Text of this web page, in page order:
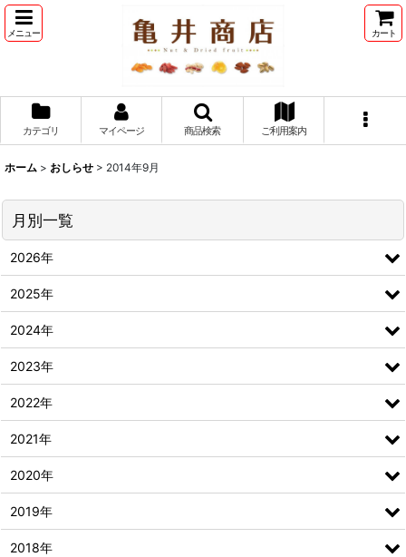
メニュー カート
カテゴリ マイページ 商品検索 ご利用案内
ホーム > おしらせ > 2014年9月
月別一覧
2026年
2025年
2024年
2023年
2022年
2021年
2020年
2019年
2018年